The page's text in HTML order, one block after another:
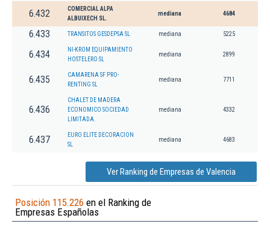
6.432
COMERCIAL ALPA
ALBUIXECH SL.
mediana 4684
6.433 TRANSITOS GESDEPSA SL mediana 5225
6.434
NI-KROM EQUIPAMIENTO
HOSTELERO SL
mediana 2899
6.435
CAMARENA SF PRO-
RENTING SL
mediana 7711
6.436
CHALET DE MADERA
ECONOMICO SOCIEDAD
LIMITADA.
mediana 4332
6.437
EURO ELITE DECORACION
SL
mediana 4683
Ver Ranking de Empresas de Valencia
Posición 115.226 en el Ranking de
Empresas Españolas